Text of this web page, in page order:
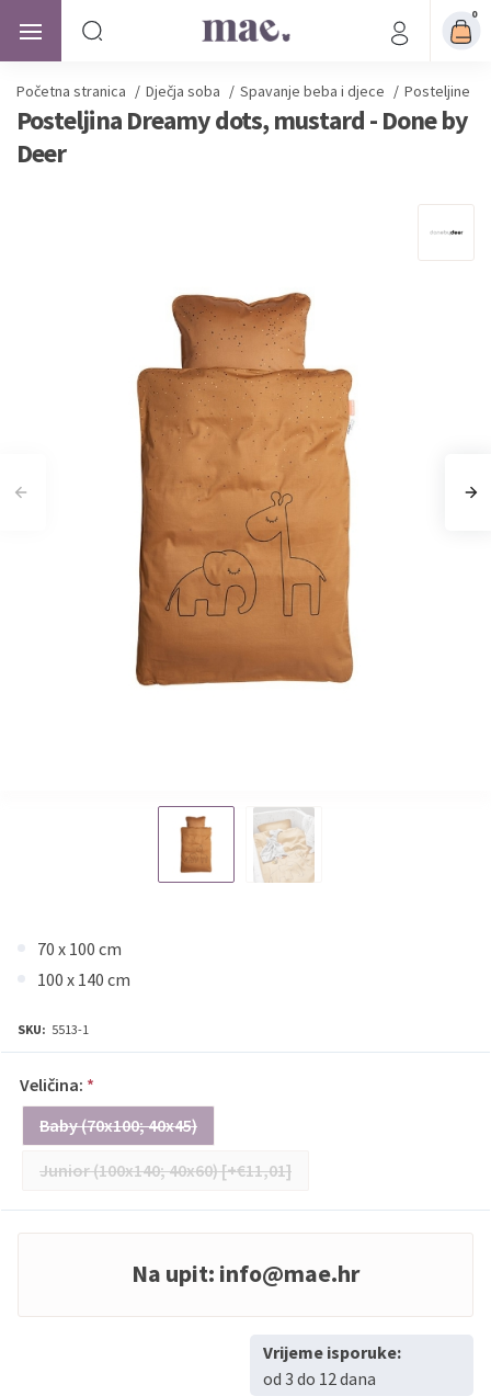
0
Početna stranica / Dječja soba / Spavanje beba i djece / Posteljine
Posteljina Dreamy dots, mustard - Done by
Deer
70 x 100 cm
100 x 140 cm
SKU: 5513-1
Veličina: *
Baby (70x100; 40x45)
Junior (100x140; 40x60) [+€11,01]
Na upit: info@mae.hr
Vrijeme isporuke:
od 3 do 12 dana